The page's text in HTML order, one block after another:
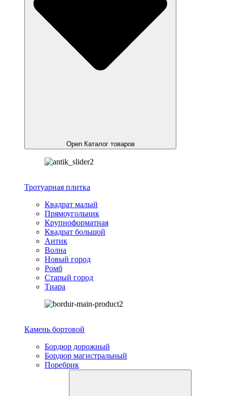
Open Каталог товаров
Тротуарная плитка
Квадрат малый
Прямоугольник
Крупноформатная
Квадрат большой
Антик
Волна
Новый город
Ромб
Старый город
Тиара
Камень бортовой
Бордюр дорожный
Бордюр магистральный
Поребрик